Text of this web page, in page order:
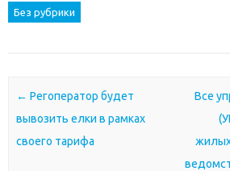
Без рубрики
Почтовая навигация
← Регоператор будет
вывозить елки в рамках
своего тарифа
Все